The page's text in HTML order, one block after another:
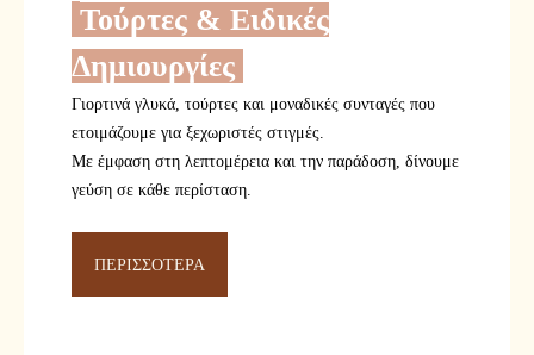
Τούρτες & Ειδικές
Δημιουργίες
Γιορτινά γλυκά, τούρτες και μοναδικές συνταγές που
ετοιμάζουμε για ξεχωριστές στιγμές.
Με έμφαση στη λεπτομέρεια και την παράδοση, δίνουμε
γεύση σε κάθε περίσταση.
ΠΕΡΙΣΣΟΤΕΡΑ